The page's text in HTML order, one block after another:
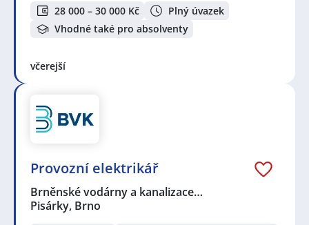
28 000 – 30 000 Kč
Plný úvazek
Vhodné také pro absolventy
včerejší
Provozní elektrikář
Brněnské vodárny a kanalizace…
Pisárky, Brno